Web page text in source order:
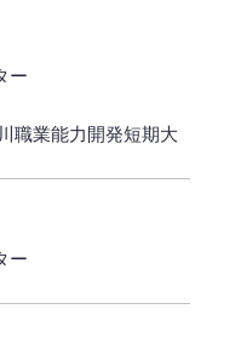
ー
職業能力開発短期大
ー